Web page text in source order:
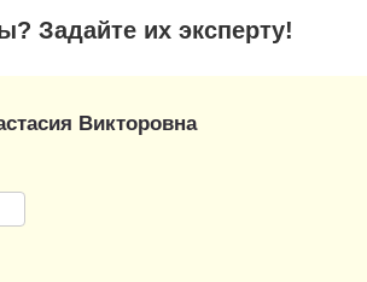
Задайте их эксперту!
Викторовна